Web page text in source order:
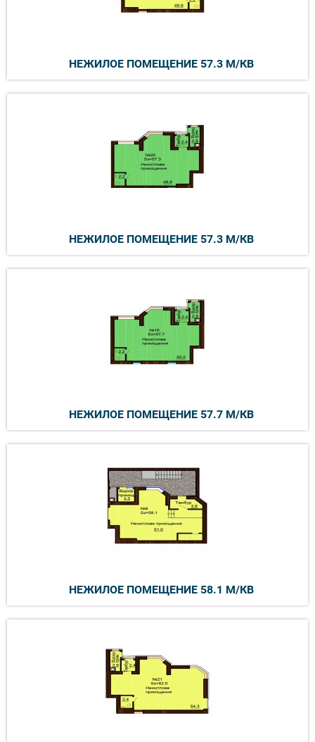
НЕЖИЛОЕ ПОМЕЩЕНИЕ 57.3 М/КВ
НЕЖИЛОЕ ПОМЕЩЕНИЕ 57.3 М/КВ
НЕЖИЛОЕ ПОМЕЩЕНИЕ 57.7 М/КВ
НЕЖИЛОЕ ПОМЕЩЕНИЕ 58.1 М/КВ